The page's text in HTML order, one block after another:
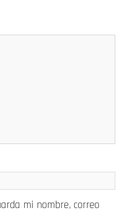
mi nombre, correo